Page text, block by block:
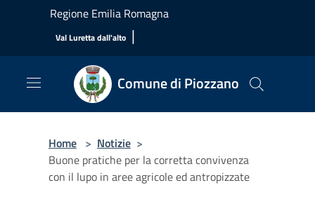
Salta al contenuto principale
Regione Emilia Romagna
Val Luretta dall'alto |
Comune di Piozzano
Home > Notizie >
Buone pratiche per la corretta convivenza
con il lupo in aree agricole ed antropizzate